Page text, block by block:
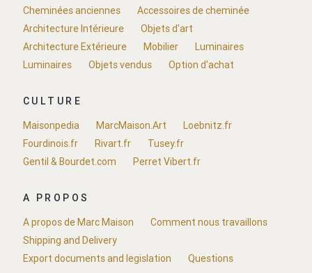
Cheminées anciennes
Accessoires de cheminée
Architecture Intérieure
Objets d'art
Architecture Extérieure
Mobilier
Luminaires
Luminaires
Objets vendus Option d'achat
CULTURE
Maisonpedia
MarcMaison.Art
Loebnitz.fr
Fourdinois.fr
Rivart.fr
Tusey.fr
Gentil & Bourdet.com
Perret Vibert.fr
A PROPOS
A propos de Marc Maison
Comment nous travaillons
Shipping and Delivery
Export documents and legislation
Questions